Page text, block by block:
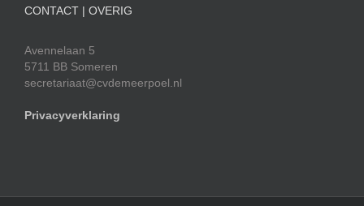
CONTACT | OVERIG
Avennelaan 5
5711 BB Someren
secretariaat@cvdemeerpoel.nl
Privacyverklaring